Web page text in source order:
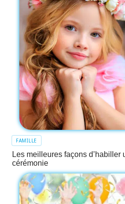
FAMILLE
Les meilleures façons d’habiller
cérémonie